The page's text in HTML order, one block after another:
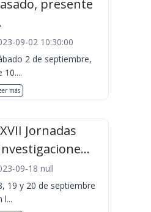
presente
09-02 10:30:00
2 de septiembre,
10....
más
Jornadas
09-18 null
19 y 20 de septiembre
l...